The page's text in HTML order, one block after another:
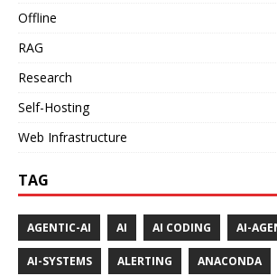
Offline
RAG
Research
Self-Hosting
Web Infrastructure
TAG
AGENTIC-AI AI AI CODING AI-
AI-SYSTEMS ALERTING ANACONDA